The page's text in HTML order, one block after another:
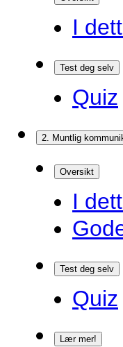
I
Test deg selv
Quiz
2. Muntlig
Oversikt
I
Test deg selv
Quiz
Lær mer!